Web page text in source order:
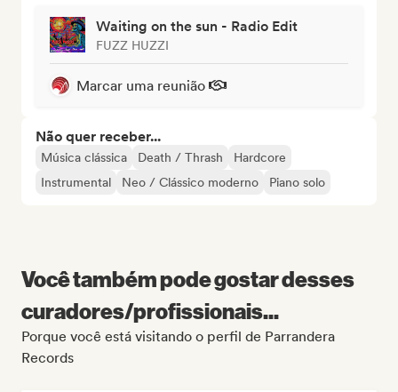
Waiting on the sun - Radio Edit
FUZZ HUZZI
Marcar uma reunião
Não quer receber...
Música clássica Death / Thrash
Hardcore
Instrumental
Neo / Clássico moderno Piano solo
Você também pode gostar desses
curadores/profissionais...
Porque você está visitando o perfil de Parrandera
Records